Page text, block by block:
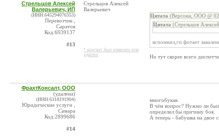
Стрельцов Алексей
Валерьевич, ИП
(ИНН:645294076353)
Перевозчик ,
Саратов
Код:6939137
#13
Стрельцов Алексей
Валерьевич
* контакт был изменен или
удален
Цитата (Версона, ООО @
Цитата (Стрельцов
вспомнил,гп фотает
Но тут скорее всего
ФрахтКонсалт, ООО
(удалена)
(ИНН:6318191904)
Юридические услуги ,
Самара
Код:2899686
#14
многобукав.
В чём вопрос? Нужно ли
определил бы причину боя.
А теперь - бабушка на двое